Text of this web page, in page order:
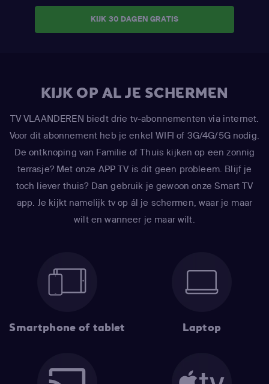
KIJK 30 DAGEN GRATIS
KIJK OP AL JE SCHERMEN
TV VLAANDEREN biedt drie tv-abonnementen via internet.
Voor dit abonnement heb je enkel WIFI of 3G/4G/5G nodig.
De ontknoping van Familie of Thuis kijken op een zonnig
terrasje? Met onze APP TV is dit geen probleem. Blijf je
toch liever thuis? Dan gebruik je gewoon onze Smart TV
app. Je kijkt namelijk tv op ál je schermen, waar je maar
wilt en wanneer je maar wilt.
Smartphone of tablet Laptop